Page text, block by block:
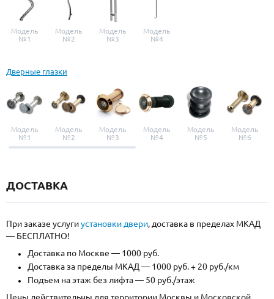
Модель
№1
Модель
№2
Модель
№3
Модель
№4
Дверные глазки
Модель
№1
Модель
№2
Модель
№3
Модель
№4
Модель
№5
Модель
№6
ДОСТАВКА
При заказе услугиустановки двери, доставка в пределах МКАД
— БЕСПЛАТНО!
Доставка по Москве — 1000 руб.
Доставка за пределы МКАД — 1000 руб. + 20 руб./км
Подъем на этаж без лифта — 50 руб./этаж